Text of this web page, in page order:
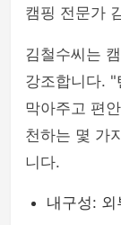
캠핑 전문가
김철수씨는
강조합니다.
막아주고 편
천하는 몇 가
니다.
내구성: